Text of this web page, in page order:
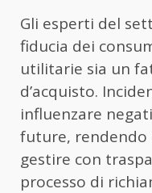
Gli esperti del
fiducia dei
utilitarie sia un
d’acquisto.
influenzare
future, rendendo
gestire con
processo di